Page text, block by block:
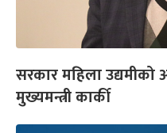
सरकार महिला उद्यमीको
मुख्यमन्त्री कार्की